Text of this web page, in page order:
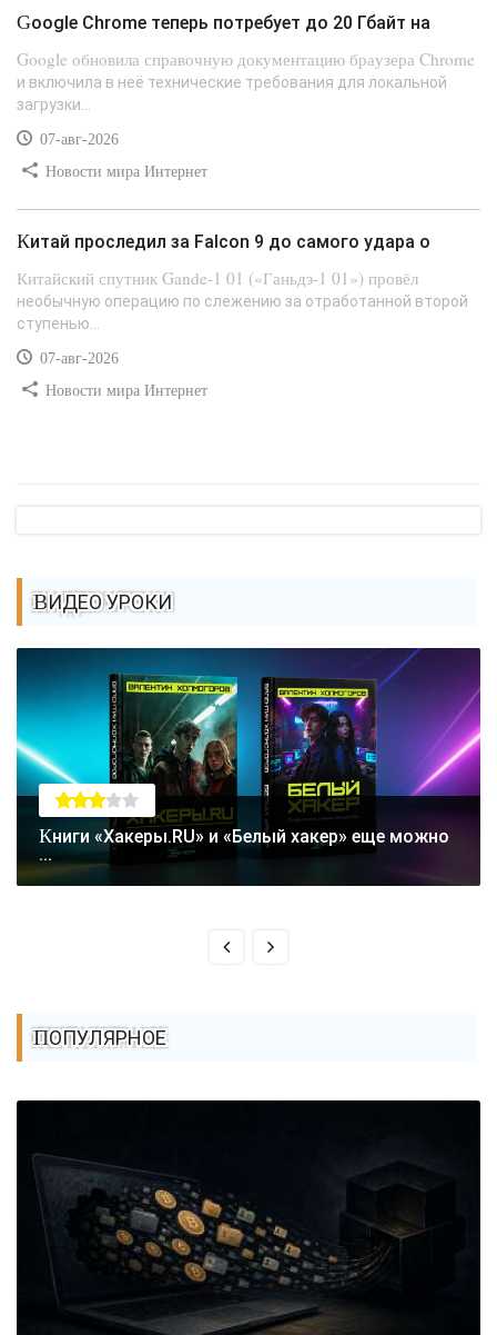
Google Chrome теперь потребует до 20 Гбайт на
Google обновила справочную документацию браузера Chrome
и включила в неё технические требования для локальной
загрузки...
07-авг-2026
Новости мира Интернет
Китай проследил за Falcon 9 до самого удара о
Китайский спутник Gande-1 01 («Ганьдэ-1 01») провёл
необычную операцию по слежению за отработанной второй
ступенью...
07-авг-2026
Новости мира Интернет
ВИДЕО УРОКИ
Книги «Хакеры.RU» и «Белый хакер» еще можно
...
ПОПУЛЯРНОЕ